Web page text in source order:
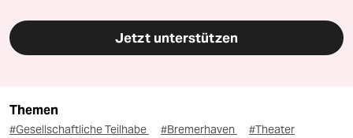
Jetzt unterstützen
Themen
#Gesellschaftliche Teilhabe #Bremerhaven #Theater